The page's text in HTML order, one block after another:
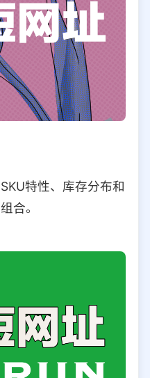
特性、库存分布和
合。